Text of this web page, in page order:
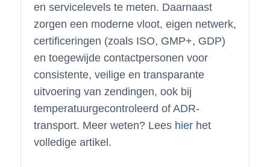
en servicelevels te meten. Daarnaast
zorgen een moderne vloot, eigen netwerk,
certificeringen (zoals ISO, GMP+, GDP)
en toegewijde contactpersonen voor
consistente, veilige en transparante
uitvoering van zendingen, ook bij
temperatuurgecontroleerd of ADR-
transport. Meer weten? Lees hierhet
volledige artikel.